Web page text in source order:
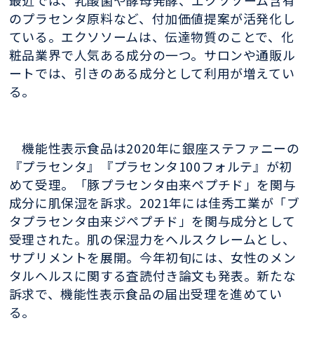
のプラセンタ原料など、付加価値提案が活発化し
ている。エクソソームは、伝達物質のことで、化
粧品業界で人気ある成分の一つ。サロンや通販ル
ートでは、引きのある成分として利用が増えてい
る。
機能性表示食品は2020年に銀座ステファニーの
『プラセンタ』『プラセンタ100フォルテ』が初
めて受理。「豚プラセンタ由来ペプチド」を関与
成分に肌保湿を訴求。2021年には佳秀工業が「ブ
タプラセンタ由来ジペプチド」を関与成分として
受理された。肌の保湿力をヘルスクレームとし、
サプリメントを展開。今年初旬には、女性のメン
タルヘルスに関する査読付き論文も発表。新たな
訴求で、機能性表示食品の届出受理を進めてい
る。